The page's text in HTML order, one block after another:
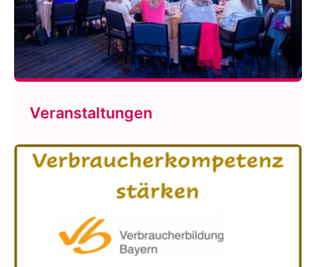
Veranstaltungen